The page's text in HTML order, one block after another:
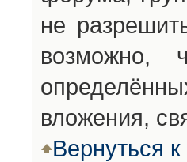
не
возможно,
вложения,
Вернуться